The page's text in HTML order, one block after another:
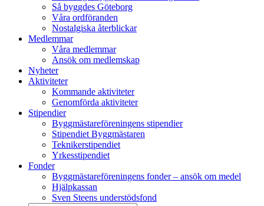
Så byggdes Göteborg
Våra ordföranden
Nostalgiska återblickar
Medlemmar
Våra medlemmar
Ansök om medlemskap
Nyheter
Aktiviteter
Kommande aktiviteter
Genomförda aktiviteter
Stipendier
Byggmästareföreningens stipendier
Stipendiet Byggmästaren
Teknikerstipendiet
Yrkesstipendiet
Fonder
Byggmästareföreningens fonder – ansök om medel
Hjälpkassan
Sven Steens understödsfond